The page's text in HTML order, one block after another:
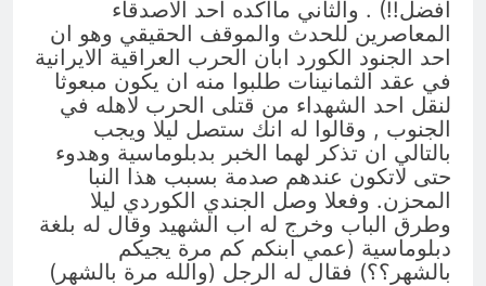
افضل!!) . والثاني مااكده احد الاصدقاء
المعاصرين للحدث والموقف الحقيقي وهو ان
احد الجنود الكورد ابان الحرب العراقية الايرانية
في عقد الثمانينات طلبوا منه ان يكون مبعوثا
لنقل احد الشهداء من قتلى الحرب لاهله في
الجنوب , وقالوا له انك ستصل ليلا ويجب
بالتالي ان تذكر لهما الخبر بدبلوماسية وهدوء
حتى لاتكون عندهم صدمة بسبب هذا النبا
المحزن. وفعلا وصل الجندي الكوردي ليلا
وطرق الباب وخرج له اب الشهيد وقال له بلغة
دبلوماسية (عمي ابنكم كم مرة يجيكم
بالشهر؟؟) فقال له الرجل (والله مرة بالشهر)